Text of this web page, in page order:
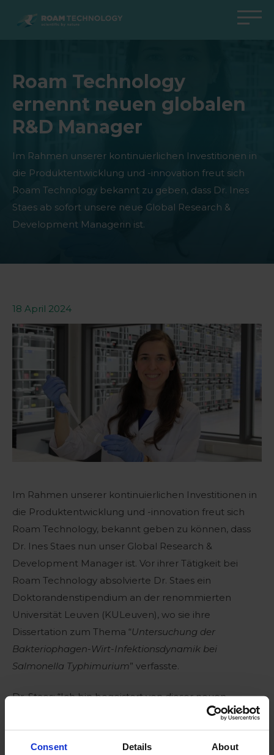
Consent Details About
ROAM
Agro Solutions
Branchen
Produkte
Alle Fälle
Livestock Solutions
Industrie
Produkte
Alle Fälle
Industrial Applications
Anwendungen
Produkte
Alle Fälle
Medical Support
Wissenszentrum
Produkte Medical Support
alle Fälle
Roam Technology
ernennt neuen globalen
R&D Manager
Im Rahmen unserer kontinuierlichen Investitionen in
die Produktentwicklung und -innovation freut sich
Roam Technology bekannt zu geben, dass Dr. Ines
Staes ab sofort unsere neue Global Research &
Development Managerin ist.
18 April 2024
Im Rahmen unserer kontinuierlichen Investitionen in
die Produktentwicklung und -innovation freut sich
Roam Technology, bekannt geben zu können, dass
Dr. Ines Staes nun unser Global Research &
Development Manager ist. Vor ihrer Tätigkeit bei
Roam Technology absolvierte Dr. Staes ein
Doktorandenstipendium an der renommierten
Universität Leuven (KULeuven), wo sie ihre
Dissertation zum Thema “Untersuchung der
Bakteriophagen-Wirt-Infektionsdynamik bei
Salmonella Typhimurium” verfasste.
Dr. Staes: “Ich bin begeistert von dieser neuen
Aufgabe und kann es kaum erwarten, dieses sehr
talentierte F&E-Team von Roam Technology zu
leiten. Unsere Arbeit ist für die Unterstützung unserer